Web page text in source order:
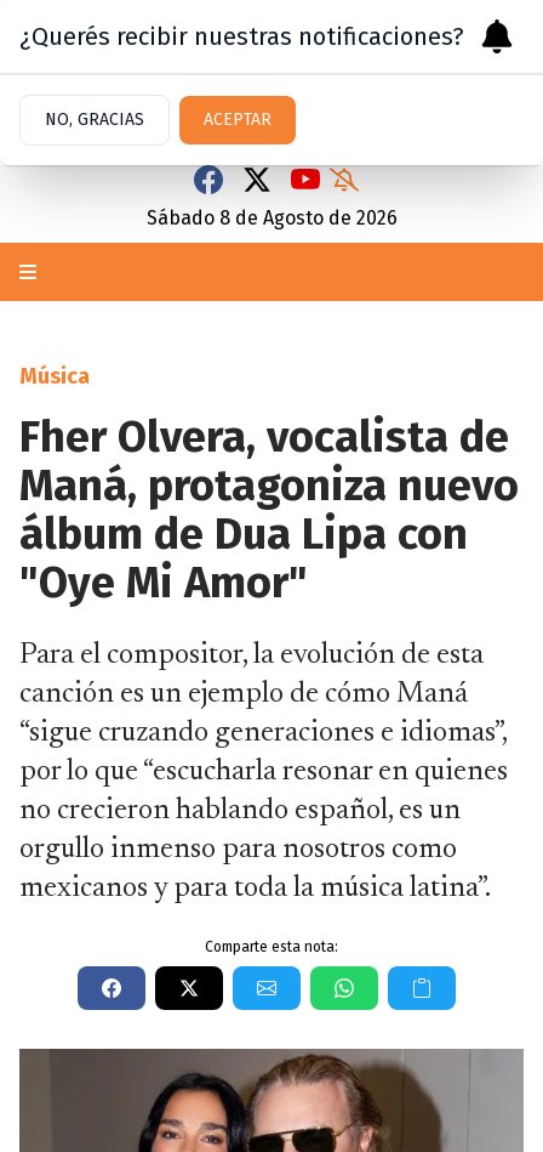
Sábado 8 de Agosto de 2026
Música
Fher Olvera, vocalista de
Maná, protagoniza nuevo
álbum de Dua Lipa con
"Oye Mi Amor"
Para el compositor, la evolución de esta
canción es un ejemplo de cómo Maná
“sigue cruzando generaciones e idiomas”,
por lo que “escucharla resonar en quienes
no crecieron hablando español, es un
orgullo inmenso para nosotros como
mexicanos y para toda la música latina”.
Comparte esta nota:
¿Querés recibir nuestras notificaciones?
NO, GRACIAS ACEPTAR